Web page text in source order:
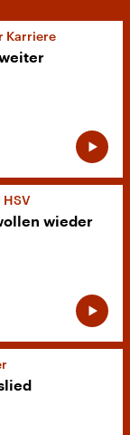
Karriere
wieder